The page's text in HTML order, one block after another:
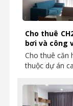
Cho thuê
bơi và công
Cho thuê căn
thuộc dự án